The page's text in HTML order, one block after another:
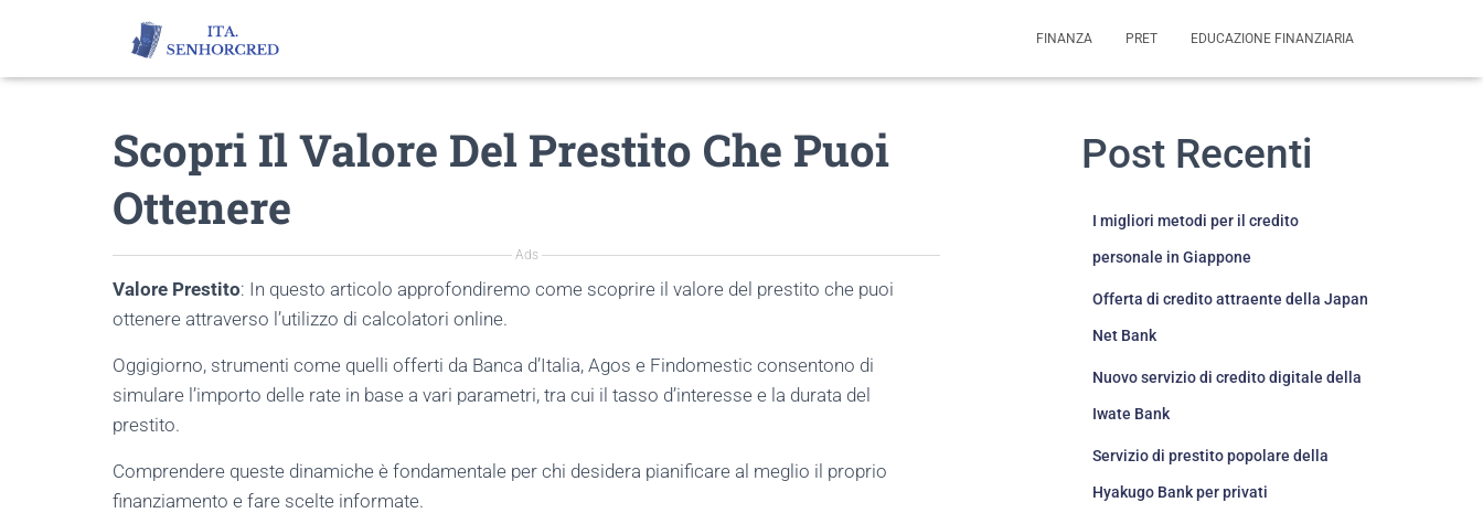
FINANZA PRET EDUCAZIONE FINANZIARIA
Scopri Il Valore Del Prestito Che Puoi
Ottenere
Ads
Valore Prestito: In questo articolo approfondiremo come scoprire il valore del prestito che puoi
ottenere attraverso l’utilizzo di calcolatori online.
Oggigiorno, strumenti come quelli offerti da Banca d’Italia, Agos e Findomestic consentono di
simulare l’importo delle rate in base a vari parametri, tra cui il tasso d’interesse e la durata del
prestito.
Comprendere queste dinamiche è fondamentale per chi desidera pianificare al meglio il proprio
finanziamento e fare scelte informate.
Post Recenti
I migliori metodi per il credito
personale in Giappone
Offerta di credito attraente della Japan
Net Bank
Nuovo servizio di credito digitale della
Iwate Bank
Servizio di prestito popolare della
Hyakugo Bank per privati